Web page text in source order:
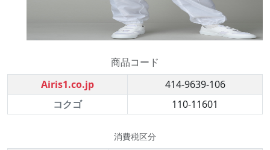
商品コード
Airis1.co.jp
414-9639-106
コクゴ
110-11601
消費税区分